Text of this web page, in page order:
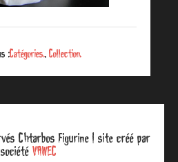
:Catégories., Collection.
Chtarbos Figurine | site créé par
VAWEC